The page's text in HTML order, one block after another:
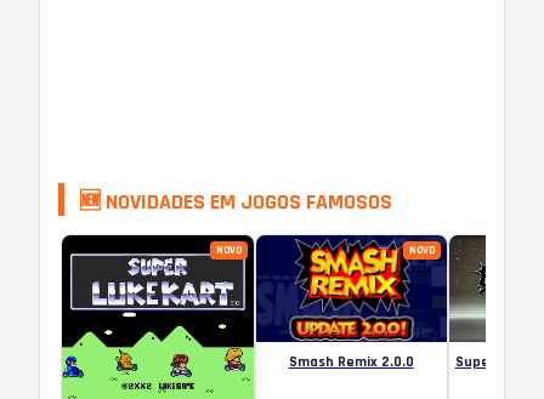
🆕 NOVIDADES EM JOGOS FAMOSOS
NOVO NOVO
Smash Remix 2.0.0